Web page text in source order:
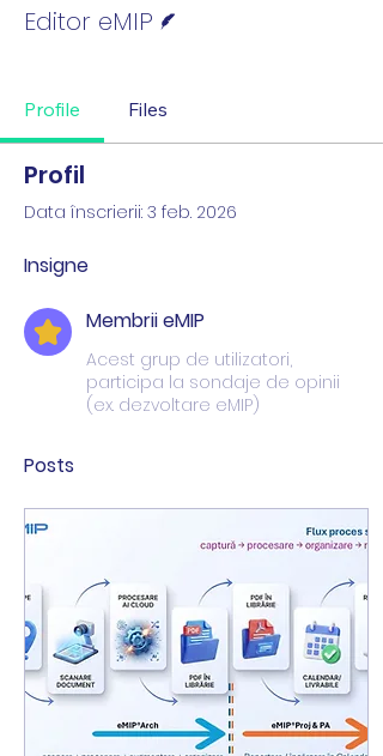
Editor eMIP
Profile Files
Profil
Data înscrierii: 3 feb. 2026
Insigne
Membrii eMIP
Acest grup de utilizatori,
participa la sondaje de opinii
(ex. dezvoltare eMIP)
Posts